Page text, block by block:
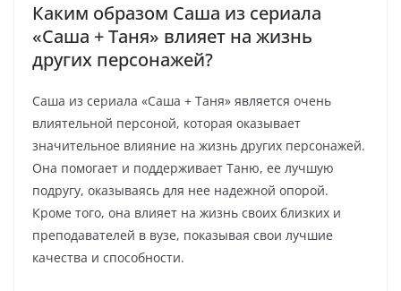
Каким образом Саша из сериала
«Саша + Таня» влияет на жизнь
других персонажей?
Саша из сериала «Саша + Таня» является очень
влиятельной персоной, которая оказывает
значительное влияние на жизнь других персонажей.
Она помогает и поддерживает Таню, ее лучшую
подругу, оказываясь для нее надежной опорой.
Кроме того, она влияет на жизнь своих близких и
преподавателей в вузе, показывая свои лучшие
качества и способности.